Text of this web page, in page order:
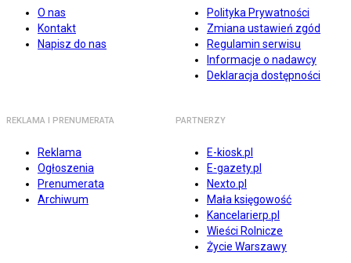
O nas
Kontakt
Napisz do nas
Polityka Prywatności
Zmiana ustawień zgód
Regulamin serwisu
Informacje o nadawcy
Deklaracja dostępności
REKLAMA I PRENUMERATA
Reklama
Ogłoszenia
Prenumerata
Archiwum
PARTNERZY
E-kiosk.pl
E-gazety.pl
Nexto.pl
Mała księgowość
Kancelarierp.pl
Wieści Rolnicze
Życie Warszawy